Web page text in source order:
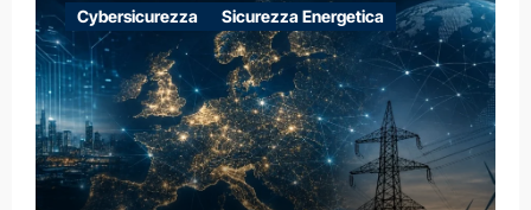
Cybersicurezza Sicurezza Energetica